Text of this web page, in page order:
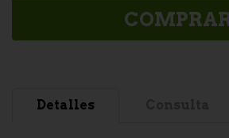
Detalles